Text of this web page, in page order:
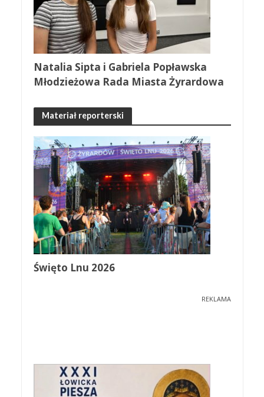
Natalia Sipta i Gabriela Popławska
Młodzieżowa Rada Miasta Żyrardowa
Materiał reporterski
Święto Lnu 2026
REKLAMA